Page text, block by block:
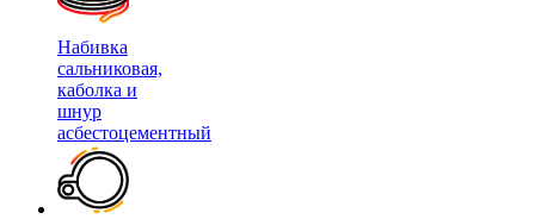
Набивка
сальниковая,
каболка и
шнур
асбестоцементный